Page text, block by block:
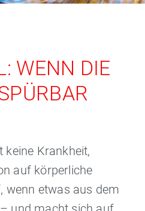
WENN DIE
keine Krankheit,
auf körperliche
wenn etwas aus dem